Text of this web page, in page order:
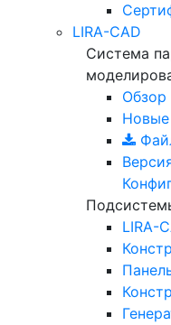
LIRA-CAD
Система
Обзор
LIRA-